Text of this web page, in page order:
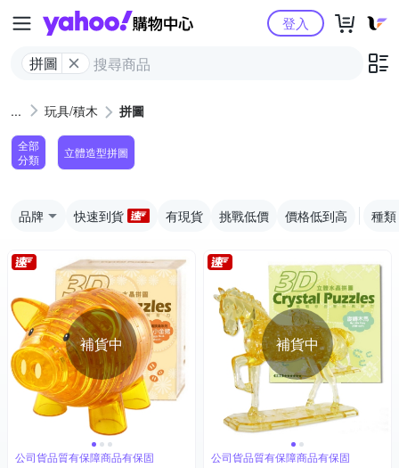
Yahoo購物中心
拼圖
登入
玩具/積木 拼圖
全部
分類
立體造型拼圖
品牌 快速到貨 有現貨 挑戰低價 價格低到高 種類
補貨中
公司貨品質有保障商品有保固
補貨中
公司貨品質有保障商品有保固